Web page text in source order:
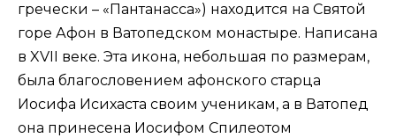
гречески – «Пантанасса») находится на Святой
горе Афон в Ватопедском монастыре. Написана
в XVII веке. Эта икона, небольшая по размерам,
была благословением афонского старца
Иосифа Исихаста своим ученикам, а в Ватопед
она принесена Иосифом Спилеотом